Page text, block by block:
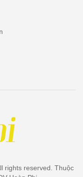
rights reserved. Thuộc